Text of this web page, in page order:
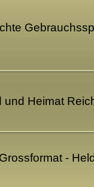
Heimat
-